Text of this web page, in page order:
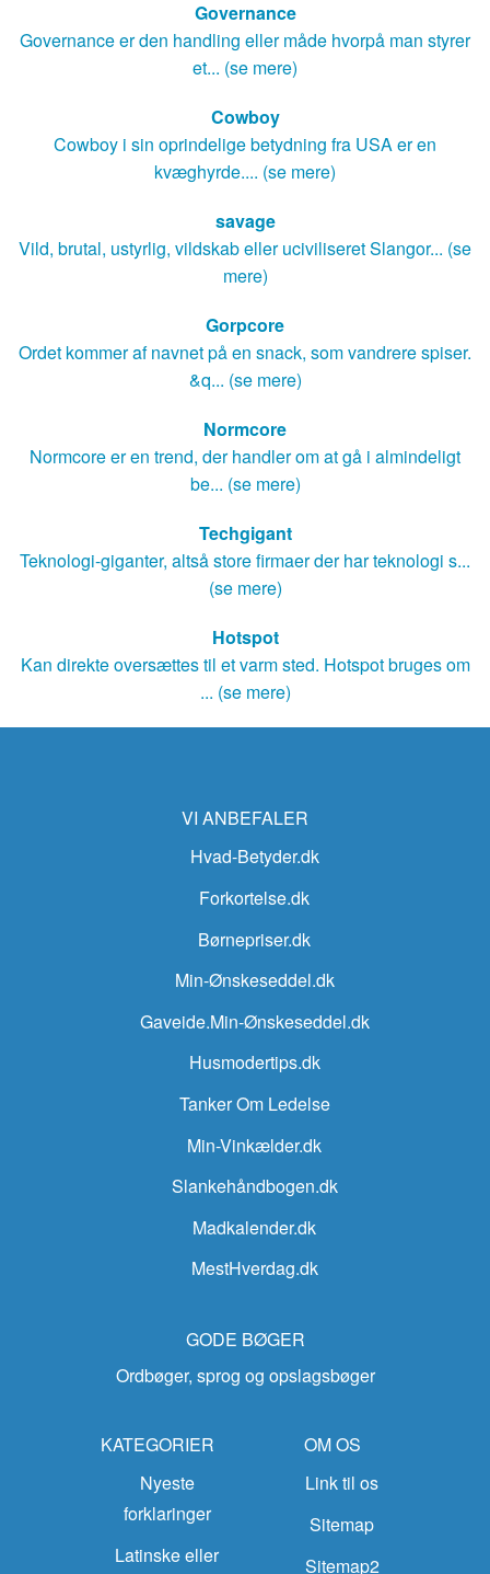
Governance
Governance er den handling eller måde hvorpå man styrer
et... (se mere)
Cowboy
Cowboy i sin oprindelige betydning fra USA er en
kvæghyrde.... (se mere)
savage
Vild, brutal, ustyrlig, vildskab eller uciviliseret Slangor... (se
mere)
Gorpcore
Ordet kommer af navnet på en snack, som vandrere spiser.
&q... (se mere)
Normcore
Normcore er en trend, der handler om at gå i almindeligt
be... (se mere)
Techgigant
Teknologi-giganter, altså store firmaer der har teknologi s...
(se mere)
Hotspot
Kan direkte oversættes til et varm sted. Hotspot bruges om
... (se mere)
VI ANBEFALER
Hvad-Betyder.dk
Forkortelse.dk
Børnepriser.dk
Min-Ønskeseddel.dk
Gaveide.Min-Ønskeseddel.dk
Husmodertips.dk
Tanker Om Ledelse
Min-Vinkælder.dk
Slankehåndbogen.dk
Madkalender.dk
MestHverdag.dk
GODE BØGER
Ordbøger, sprog og opslagsbøger
KATEGORIER
Nyeste
forklaringer
Latinske eller
OM OS
Link til os
Sitemap
Sitemap2